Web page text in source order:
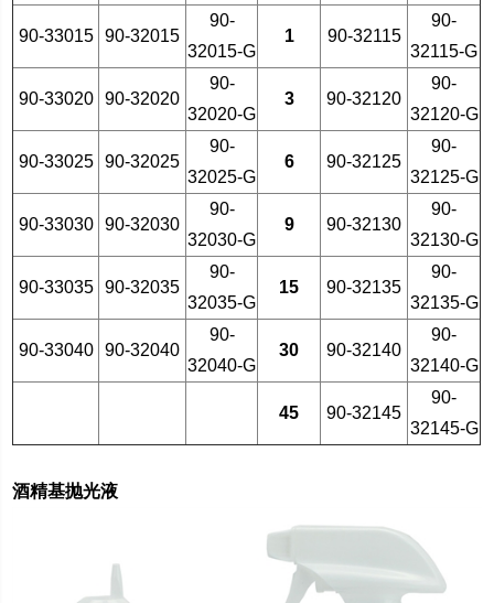
90-33015 90-32015
90-
32015-G
1 90-32115
90-
32115-G
90-33020 90-32020
90-
32020-G
3 90-32120
90-
32120-G
90-33025 90-32025
90-
32025-G
6 90-32125
90-
32125-G
90-33030 90-32030
90-
32030-G
9 90-32130
90-
32130-G
90-33035 90-32035
90-
32035-G
15 90-32135
90-
32135-G
90-33040 90-32040
90-
32040-G
30 90-32140
90-
32140-G
45 90-32145
90-
32145-G
酒精基抛光液